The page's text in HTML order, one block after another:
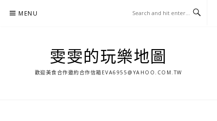
MENU
雯雯的玩樂地圖
歡迎美食合作邀約合作信箱 EVA6955@YAHOO.COM.TW